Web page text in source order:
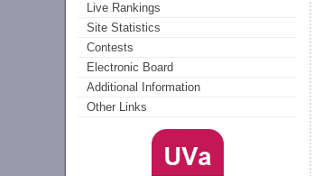
Live Rankings
Site Statistics
Contests
Electronic Board
Additional Information
Other Links